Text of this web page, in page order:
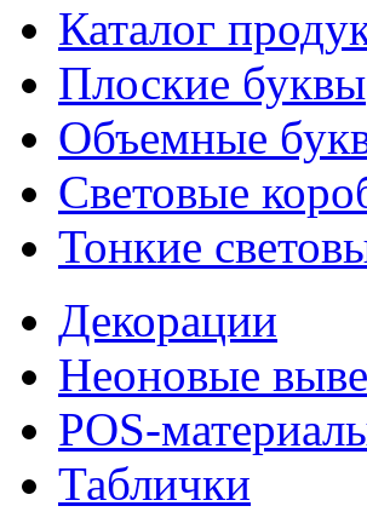
Каталог
Плоские буквы
Объемные
Световые
Тонкие
Декорации
Неоновые
POS-
Таблички